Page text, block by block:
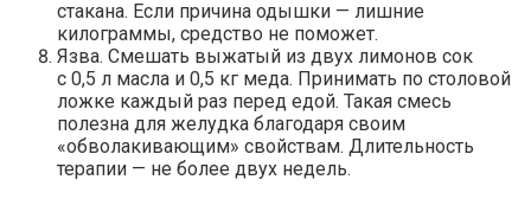
стакана. Если причина одышки — лишние
килограммы, средство не поможет.
Язва. Смешать выжатый из двух лимонов сок
с 0,5 л масла и 0,5 кг меда. Принимать по столовой
ложке каждый раз перед едой. Такая смесь
полезна для желудка благодаря своим
«обволакивающим» свойствам. Длительность
терапии — не более двух недель.